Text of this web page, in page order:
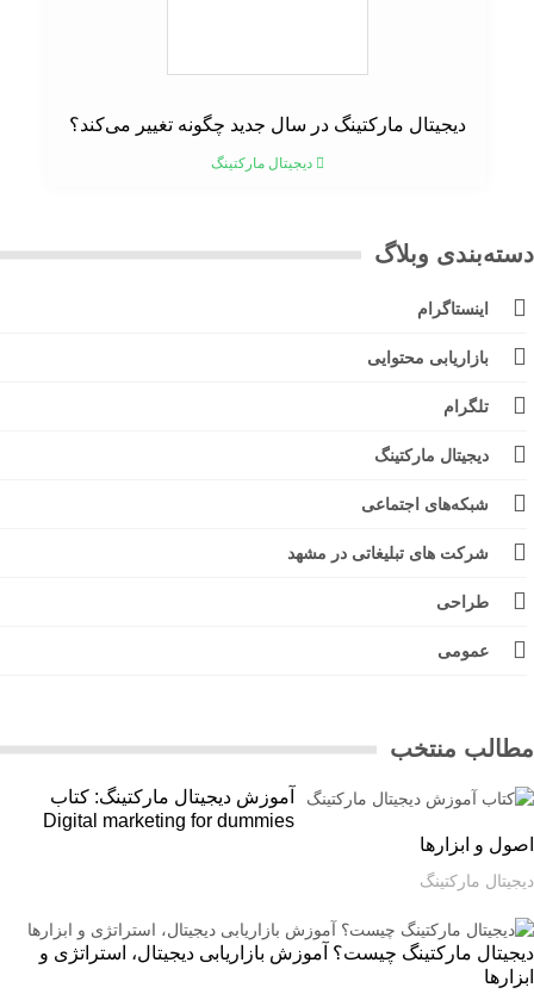
دیجیتال مارکتینگ در سال جدید چگونه تغییر می‌کند؟
دیجیتال مارکتینگ
وبلاگ
اینستاگرام
بازاریابی محتوایی
تلگرام
دیجیتال مارکتینگ
شبکه‌های اجتماعی
شرکت های تبلیغاتی در مشهد
طراحی
عمومی
منتخب
آموزش دیجیتال مارکتینگ: کتاب
Digital marketing for dummies
و ابزارها
مارکتینگ
مارکتینگ چیست؟ آموزش بازاریابی دیجیتال، استراتژی و